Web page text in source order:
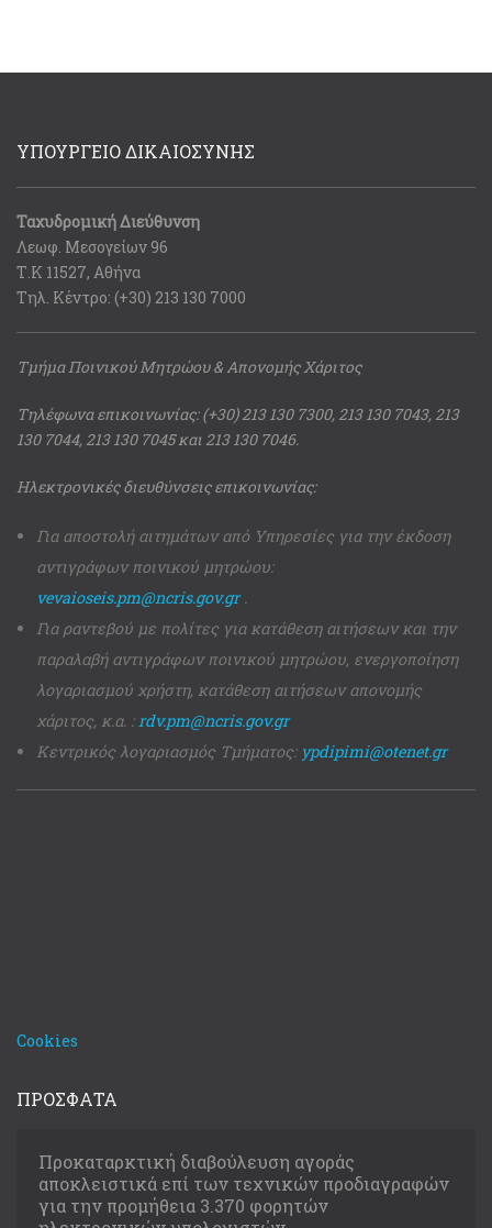
ΥΠΟΥΡΓΕΙΟ ΔΙΚΑΙΟΣΥΝΗΣ
Ταχυδρομική Διεύθυνση
Λεωφ. Μεσογείων 96
Τ.Κ 11527, Αθήνα
Τηλ. Κέντρο: (+30) 213 130 7000
Τμήμα Ποινικού Μητρώου & Απονομής Χάριτος
Τηλέφωνα επικοινωνίας: (+30) 213 130 7300, 213 130 7043, 213
130 7044, 213 130 7045 και 213 130 7046.
Ηλεκτρονικές διευθύνσεις επικοινωνίας:
Για αποστολή αιτημάτων από Υπηρεσίες για την έκδοση
αντιγράφων ποινικού μητρώου:
vevaioseis.pm@ncris.gov.gr.
Για ραντεβού με πολίτες για κατάθεση αιτήσεων και την
παραλαβή αντιγράφων ποινικού μητρώου, ενεργοποίηση
λογαριασμού χρήστη, κατάθεση αιτήσεων απονομής
χάριτος, κ.α. :rdv.pm@ncris.gov.gr
Κεντρικός λογαριασμός Τμήματος: ypdipimi@otenet.gr
Cookies
ΠΡΟΣΦΑΤΑ
Προκαταρκτική διαβούλευση αγοράς
αποκλειστικά επί των τεχνικών προδιαγραφών
για την προμήθεια 3.370 φορητών